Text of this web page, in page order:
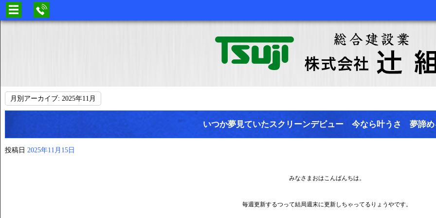
月別アーカイブ: 2025年11月
いつか夢見ていたスクリーンデビュー 今なら叶うさ 夢諦め
投稿日 2025年11月15日
みなさまおはこんばんちは。
毎週更新するつって結局週末に更新しちゃってるりょうやです。